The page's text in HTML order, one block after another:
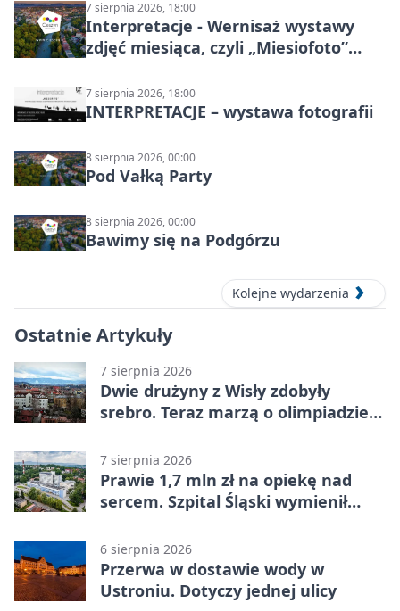
7 sierpnia 2026, 18:00
Interpretacje - Wernisaż wystawy
zdjęć miesiąca, czyli „Miesiofoto”
Fotograficznego
7 sierpnia 2026, 18:00
INTERPRETACJE – wystawa fotografii
8 sierpnia 2026, 00:00
Pod Vałką Party
8 sierpnia 2026, 00:00
Bawimy się na Podgórzu
Kolejne wydarzenia
Ostatnie Artykuły
7 sierpnia 2026
Dwie drużyny z Wisły zdobyły
srebro. Teraz marzą o olimpiadzie
7 sierpnia 2026
Prawie 1,7 mln zł na opiekę nad
sercem. Szpital Śląski wymienił
6 sierpnia 2026
Przerwa w dostawie wody w
Ustroniu. Dotyczy jednej ulicy